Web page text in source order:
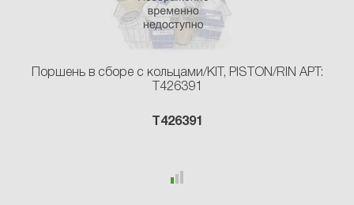
Поршень в сборе с кольцами/KIT, PISTON/RIN АРТ:
T426391
T426391